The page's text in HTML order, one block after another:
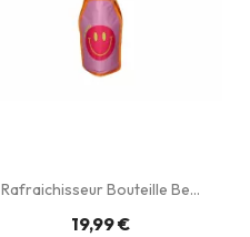
Rafraichisseur Bouteille Be...
19,99 €